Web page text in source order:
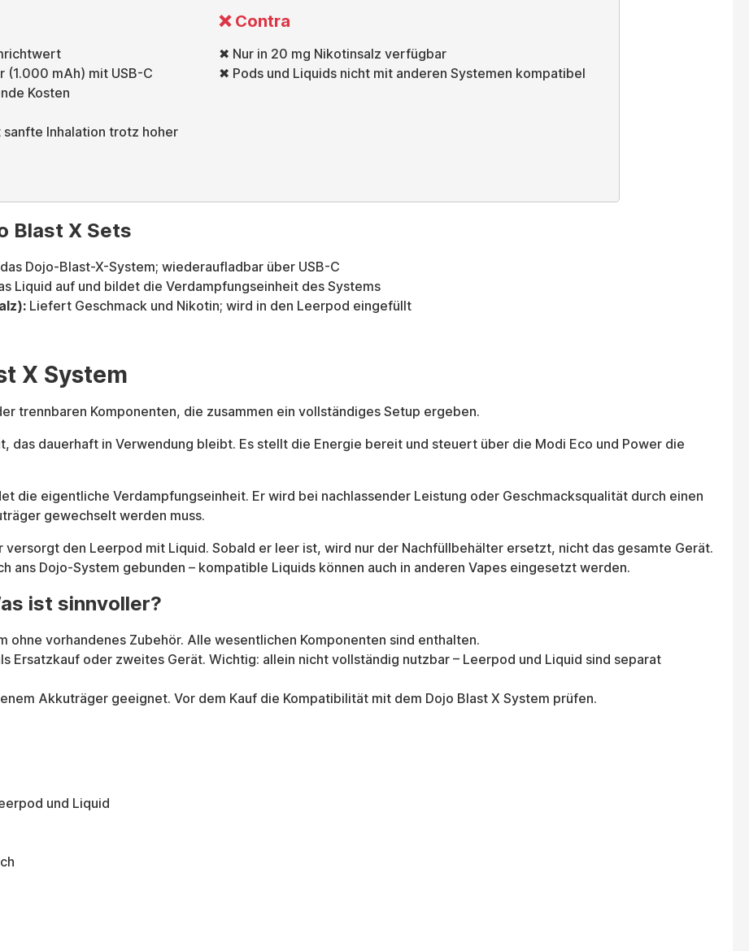
mAh) mit USB-C
Kosten
Inhalation trotz hoher
❌ Contra
✖ Nur in 20 mg Nikotinsalz verfügbar
✖ Pods und Liquids nicht mit anderen Systemen kompatibel
Blast X Sets
Dojo-Blast-X-System; wiederaufladbar über USB-C
Liquid auf und bildet die Verdampfungseinheit des Systems
Liefert Geschmack und Nikotin; wird in den Leerpod eingefüllt
X System
trennbaren Komponenten, die zusammen ein vollständiges Setup ergeben.
das dauerhaft in Verwendung bleibt. Es stellt die Energie bereit und steuert über die Modi Eco und Power die
die eigentliche Verdampfungseinheit. Er wird bei nachlassender Leistung oder Geschmacksqualität durch einen
gewechselt werden muss.
versorgt den Leerpod mit Liquid. Sobald er leer ist, wird nur der Nachfüllbehälter ersetzt, nicht das gesamte Gerät.
ans Dojo-System gebunden – kompatible Liquids können auch in anderen Vapes eingesetzt werden.
ist sinnvoller?
ohne vorhandenes Zubehör. Alle wesentlichen Komponenten sind enthalten.
Ersatzkauf oder zweites Gerät. Wichtig: allein nicht vollständig nutzbar – Leerpod und Liquid sind separat
Akkuträger geeignet. Vor dem Kauf die Kompatibilität mit dem Dojo Blast X System prüfen.
und Liquid